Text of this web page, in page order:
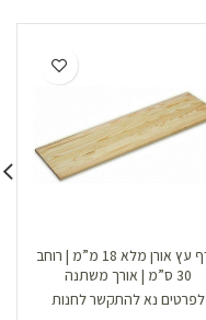
מדף עץ אורן מלא 18 מ”מ | רוחב
30 ס”מ | אורך משתנה
לפרטים נא להתקשר לחנות